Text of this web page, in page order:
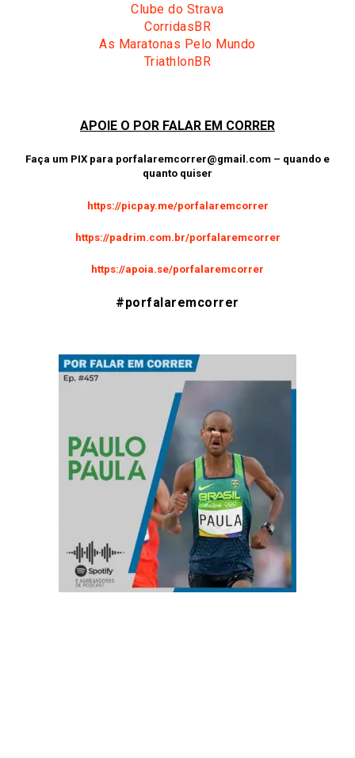
Clube do Strava
CorridasBR
As Maratonas Pelo Mundo
TriathlonBR
APOIE O POR FALAR EM CORRER
Faça um PIX para porfalaremcorrer@gmail.com – quando e
quanto quiser
https://picpay.me/porfalaremcorrer
https://padrim.com.br/porfalaremcorrer
https://apoia.se/porfalaremcorrer
#porfalaremcorrer